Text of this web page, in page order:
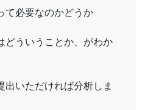
て必要なのかどうか
どういうことか、がわか
出いただければ分析しま